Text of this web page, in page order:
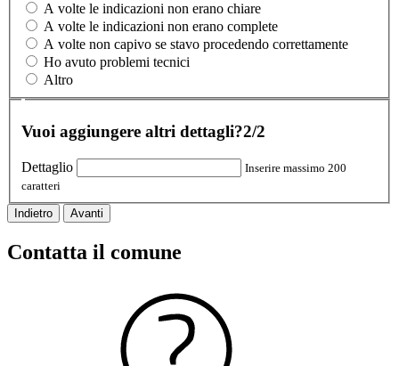
A volte le indicazioni non erano chiare
A volte le indicazioni non erano complete
A volte non capivo se stavo procedendo correttamente
Ho avuto problemi tecnici
Altro
Vuoi aggiungere altri dettagli?2/2
Dettaglio
Inserire massimo 200
caratteri
Indietro Avanti
Contatta il comune